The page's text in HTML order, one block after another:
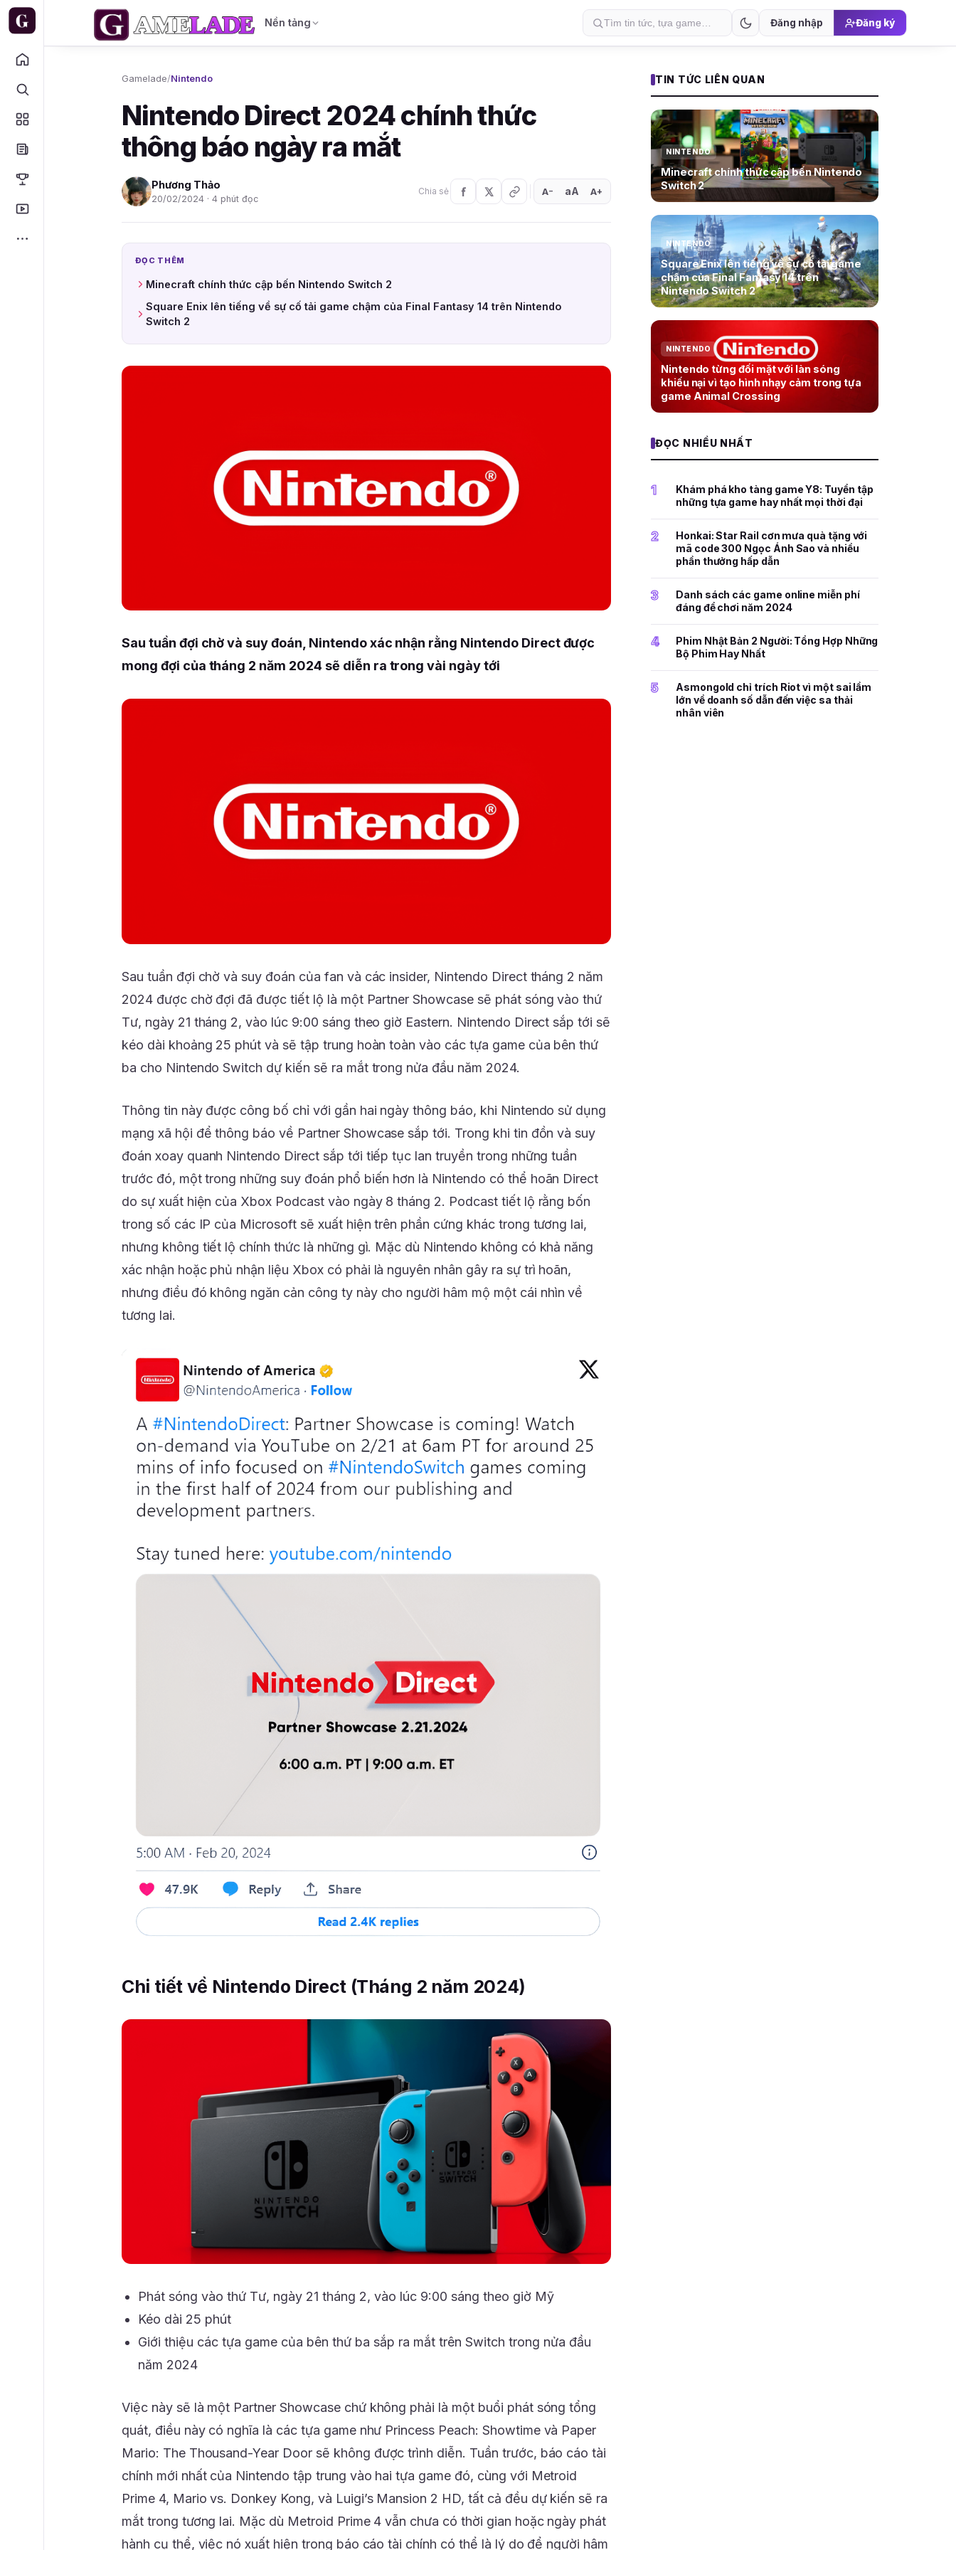
Nền tảng Đăng nhập Đăng ký
Gamelade/Nintendo
Nintendo Direct 2024 chính thức
thông báo ngày ra mắt
Phương Thảo
20/02/2024 · 4 phút đọc
Chia sẻ A− aA A+
ĐỌC THÊM
Minecraft chính thức cập bến Nintendo Switch 2
Square Enix lên tiếng về sự cố tải game chậm của Final Fantasy 14 trên Nintendo
Switch 2
Sau tuần đợi chờ và suy đoán, Nintendo xác nhận rằng Nintendo Direct được
mong đợi của tháng 2 năm 2024 sẽ diễn ra trong vài ngày tới
Sau tuần đợi chờ và suy đoán của fan và các insider, Nintendo Direct tháng 2 năm
2024 được chờ đợi đã được tiết lộ là một Partner Showcase sẽ phát sóng vào thứ
Tư, ngày 21 tháng 2, vào lúc 9:00 sáng theo giờ Eastern. Nintendo Direct sắp tới sẽ
kéo dài khoảng 25 phút và sẽ tập trung hoàn toàn vào các tựa game của bên thứ
ba cho Nintendo Switch dự kiến sẽ ra mắt trong nửa đầu năm 2024.
Thông tin này được công bố chỉ với gần hai ngày thông báo, khi Nintendo sử dụng
mạng xã hội để thông báo về Partner Showcase sắp tới. Trong khi tin đồn và suy
đoán xoay quanh Nintendo Direct sắp tới tiếp tục lan truyền trong những tuần
trước đó, một trong những suy đoán phổ biến hơn là Nintendo có thể hoãn Direct
do sự xuất hiện của Xbox Podcast vào ngày 8 tháng 2. Podcast tiết lộ rằng bốn
trong số các IP của Microsoft sẽ xuất hiện trên phần cứng khác trong tương lai,
nhưng không tiết lộ chính thức là những gì. Mặc dù Nintendo không có khả năng
xác nhận hoặc phủ nhận liệu Xbox có phải là nguyên nhân gây ra sự trì hoãn,
nhưng điều đó không ngăn cản công ty này cho người hâm mộ một cái nhìn về
tương lai.
Chi tiết về Nintendo Direct (Tháng 2 năm 2024)
Phát sóng vào thứ Tư, ngày 21 tháng 2, vào lúc 9:00 sáng theo giờ Mỹ
Kéo dài 25 phút
Giới thiệu các tựa game của bên thứ ba sắp ra mắt trên Switch trong nửa đầu
năm 2024
Việc này sẽ là một Partner Showcase chứ không phải là một buổi phát sóng tổng
quát, điều này có nghĩa là các tựa game như Princess Peach: Showtime và Paper
Mario: The Thousand-Year Door sẽ không được trình diễn. Tuần trước, báo cáo tài
chính mới nhất của Nintendo tập trung vào hai tựa game đó, cùng với Metroid
Prime 4, Mario vs. Donkey Kong, và Luigi’s Mansion 2 HD, tất cả đều dự kiến sẽ ra
mắt trong tương lai. Mặc dù Metroid Prime 4 vẫn chưa có thời gian hoặc ngày phát
hành cụ thể, việc nó xuất hiện trong báo cáo tài chính có thể là lý do để người hâm
TIN TỨC LIÊN QUAN
NINTENDO
Minecraft chính thức cập bến Nintendo
Switch 2
NINTENDO
Square Enix lên tiếng về sự cố tải game
chậm của Final Fantasy 14 trên
Nintendo Switch 2
NINTENDO
Nintendo từng đối mặt với làn sóng
khiếu nại vì tạo hình nhạy cảm trong tựa
game Animal Crossing
ĐỌC NHIỀU NHẤT
1
Khám phá kho tàng game Y8: Tuyển tập
những tựa game hay nhất mọi thời đại
2
Honkai: Star Rail cơn mưa quà tặng với
mã code 300 Ngọc Ánh Sao và nhiều
phần thưởng hấp dẫn
3
Danh sách các game online miễn phí
đáng để chơi năm 2024
4
Phim Nhật Bản 2 Người: Tổng Hợp Những
Bộ Phim Hay Nhất
5
Asmongold chỉ trích Riot vì một sai lầm
lớn về doanh số dẫn đến việc sa thải
nhân viên